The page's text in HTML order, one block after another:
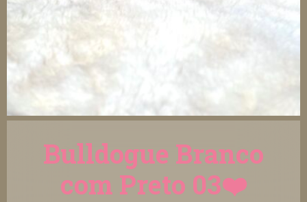
Bulldogue Branco
com Preto 03❤️